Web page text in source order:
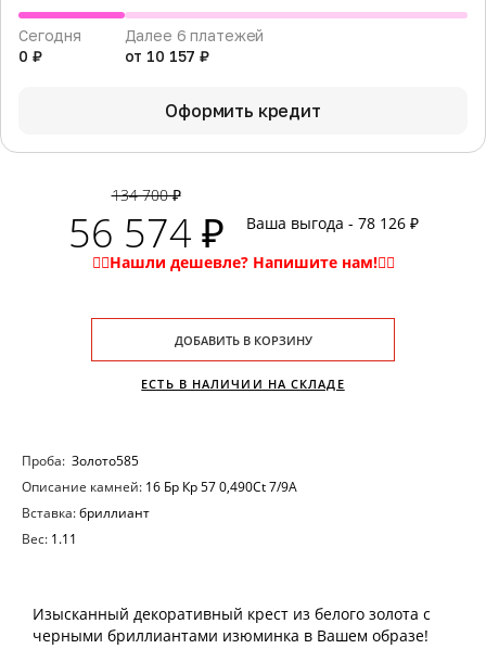
134 700 ₽
56 574 ₽ Ваша выгода - 78 126 ₽
Сегодня
0 ₽
Далее 6 платежей
от 10 157 ₽
Оформить кредит
ДОБАВИТЬ В КОРЗИНУ
ЕСТЬ В НАЛИЧИИ НА СКЛАДЕ
Проба: Золото585
Описание камней: 16 Бр Кр 57 0,490Ct 7/9А
Вставка:бриллиант
Вес: 1.11
Изысканный декоративный крест из белого золота с
черными бриллиантами изюминка в Вашем образе!